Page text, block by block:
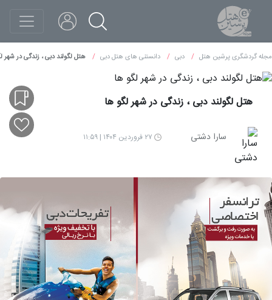
مجله گردشگری پرشین هتل دبی دانستنی های هتل دبی هتل لگولند دبی ، زندگی در شهر
هتل لگولند دبی ، زندگی در شهر لگو ها
سارا دشتی ۲۷ فروردین ۱۴۰۴ | ۱۱:۵۹